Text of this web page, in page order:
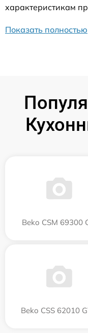
характеристикам
Показать полностью
Beko CSM 69300
Beko CSS 62010